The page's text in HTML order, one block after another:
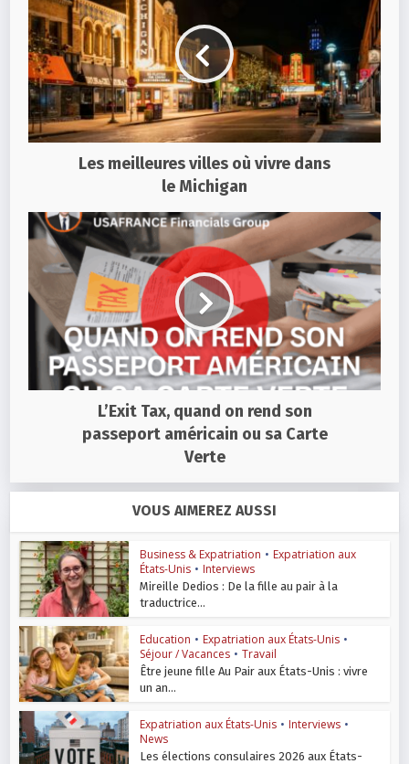
Les meilleures villes où vivre dans
le Michigan
L’Exit Tax, quand on rend son
passeport américain ou sa Carte
Verte
VOUS AIMEREZ AUSSI
Business & Expatriation • Expatriation aux
États-Unis • Interviews
Mireille Dedios : De la fille au pair à la
traductrice...
Education • Expatriation aux États-Unis •
Séjour / Vacances • Travail
Être jeune fille Au Pair aux États-Unis : vivre
un an...
Expatriation aux États-Unis • Interviews •
News
Les élections consulaires 2026 aux États-